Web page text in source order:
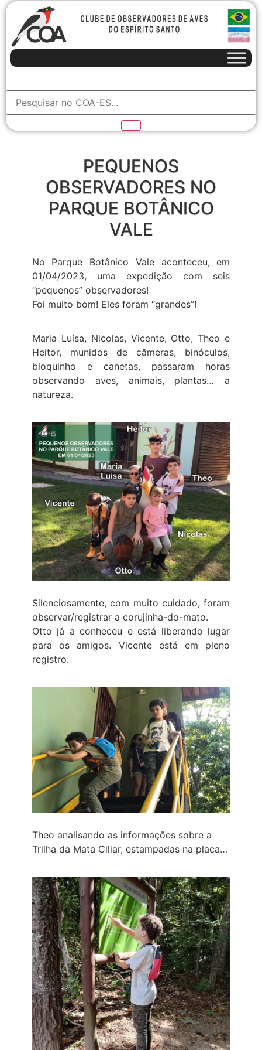
PEQUENOS
OBSERVADORES NO
PARQUE BOTÂNICO
VALE
No Parque Botânico Vale aconteceu, em
01/04/2023, uma expedição com seis
“pequenos” observadores!
Foi muito bom! Eles foram “grandes”!
Maria Luísa, Nicolas, Vicente, Otto, Theo e
Heitor, munidos de câmeras, binóculos,
bloquinho e canetas, passaram horas
observando aves, animais, plantas… a
natureza.
Silenciosamente, com muito cuidado, foram
observar/registrar a corujinha-do-mato.
Otto já a conheceu e está liberando lugar
para os amigos. Vicente está em pleno
registro.
Theo analisando as informações sobre a
Trilha da Mata Ciliar, estampadas na placa…